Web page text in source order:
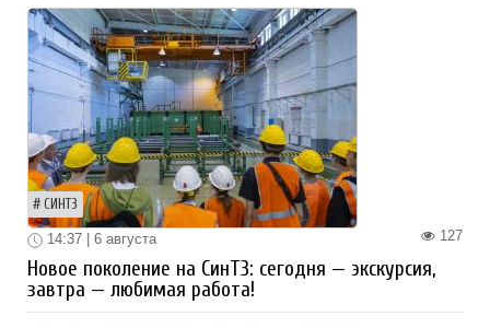
СИНТЗ
127
14:37 | 6 августа
Новое поколение на СинТЗ: сегодня — экскурсия,
завтра — любимая работа!